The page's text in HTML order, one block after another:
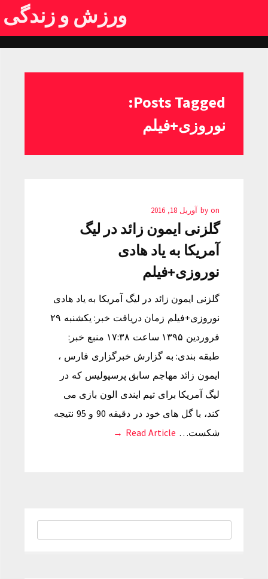
ورزش و زندگی
Posts Tagged:
نوروزی+فیلم
by on آوریل 18, 2016
گلزنی ایمون زائد در لیگ
آمریکا به یاد هادی
نوروزی+فیلم
گلزنی ایمون زائد در لیگ آمریکا به یاد هادی
نوروزی+فیلم زمان دریافت خبر: یکشنبه ۲۹
فروردین ۱۳۹۵ ساعت ۱۷:۳۸ منبع خبر:
طبقه بندی: به گزارش خبرگزاری فارس ،
ایمون زائد مهاجم سابق پرسپولیس که در
لیگ آمریکا برای تیم ایندی الون بازی می
کند، با گل های خود در دقیقه 90 و 95 نتیجه
شکست… Read Article →